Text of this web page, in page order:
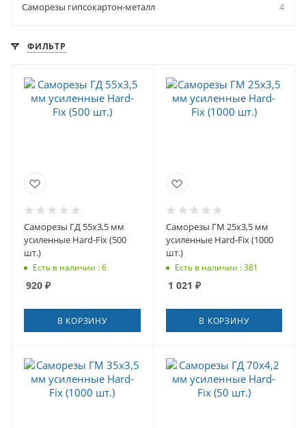
Саморезы гипсокартон-металл 4
ФИЛЬТР
Саморезы ГД 55x3,5 мм
усиленные Hard-Fix (500
шт.)
Есть в наличии : 6
920 ₽
В КОРЗИНУ
Саморезы ГМ 25x3,5 мм
усиленные Hard-Fix (1000
шт.)
Есть в наличии : 381
1 021 ₽
В КОРЗИНУ